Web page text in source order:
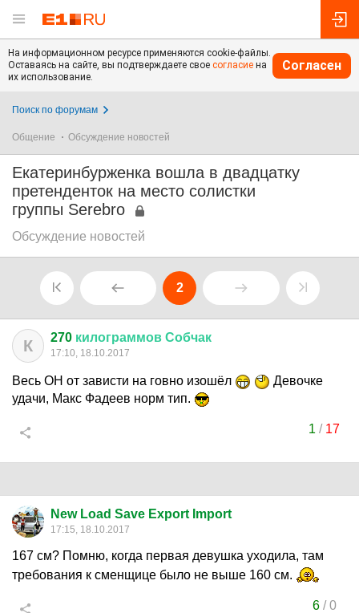
На информационном ресурсе применяются cookie-файлы.
Оставаясь на сайте, вы подтверждаете свое согласие на
их использование.
Согласен
Поиск по форумам
Общение Обсуждение новостей
Екатеринбурженка вошла в двадцатку
претенденток на место солистки
группы Serebro
Обсуждение новостей
2
К 270 килограммов Собчак
17:10, 18.10.2017
Весь ОН от зависти на говно изошёл
Девочке
удачи, Макс Фадеев норм тип.
1 / 17
New Load Save Export Import
17:15, 18.10.2017
167 см? Помню, когда первая девушка уходила, там
требования к сменщице было не выше 160 см.
6/0